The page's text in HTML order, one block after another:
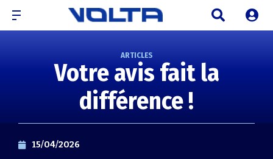
ARTICLES
Votre avis fait la
différence !
15/04/2026